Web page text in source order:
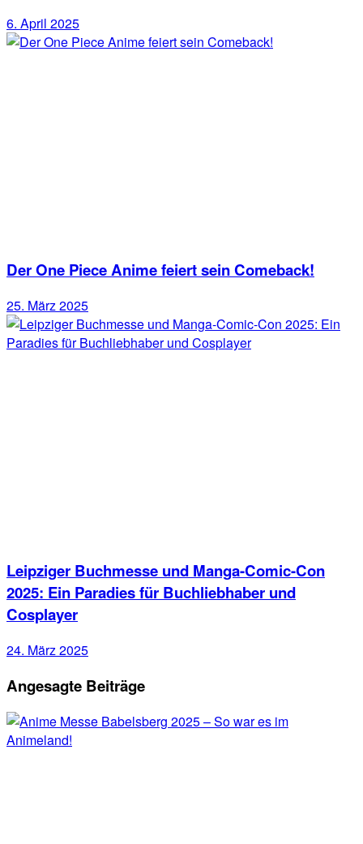
6. April 2025
Der One Piece Anime feiert sein Comeback!
25. März 2025
Leipziger Buchmesse und Manga-Comic-Con
2025: Ein Paradies für Buchliebhaber und
Cosplayer
24. März 2025
Angesagte Beiträge